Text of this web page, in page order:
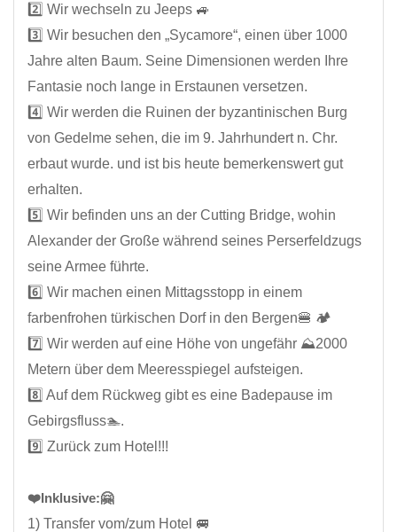
2️⃣ Wir wechseln zu Jeeps 🚙
3️⃣ Wir besuchen den „Sycamore“, einen über 1000
Jahre alten Baum. Seine Dimensionen werden Ihre
Fantasie noch lange in Erstaunen versetzen.
4️⃣ Wir werden die Ruinen der byzantinischen Burg
von Gedelme sehen, die im 9. Jahrhundert n. Chr.
erbaut wurde. und ist bis heute bemerkenswert gut
erhalten.
5️⃣ Wir befinden uns an der Cutting Bridge, wohin
Alexander der Große während seines Perserfeldzugs
seine Armee führte.
6️⃣ Wir machen einen Mittagsstopp in einem
farbenfrohen türkischen Dorf in den Bergen🍔 🏕️
7️⃣ Wir werden auf eine Höhe von ungefähr ⛰️2000
Metern über dem Meeresspiegel aufsteigen.
8️⃣ Auf dem Rückweg gibt es eine Badepause im
Gebirgsfluss🏊.
9️⃣ Zurück zum Hotel!!!
❤️Inklusive:🤗
1) Transfer vom/zum Hotel 🚐